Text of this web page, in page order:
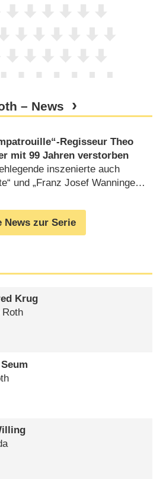
– News
Regisseur Theo
mit 99 Jahren verstorben
inszenierte auch
und „Franz Josef Wanninger“
News zur Serie
Krug
Roth